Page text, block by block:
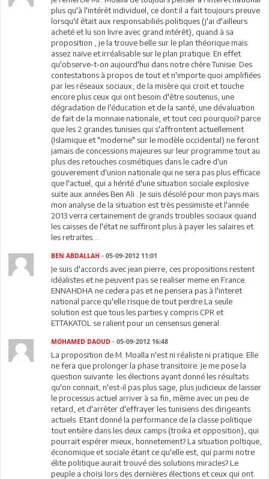
plus qu'à l'intérêt individuel, ce dont il a fait toujours preuve
lorsqu'il était aux responsabiliés politiques (j'ai d'ailleurs
acheté et lu son livre avec grand intérêt), quand à sa
proposition , je la trouve belle sur le plan théorique mais
assez naïve et irréalisable sur le plan pratique. En effet
qu'observe-t-on aujourd'hui dans notre chère Tunisie: Des
contestations à propos de tout et n'importe quoi amplifiées
par les réseaux sociaux, de la misère qui croit et touche
encore plus ceux qui ont besoin d'être soutenus, une
dégradation de l'éducation et de la santé, une dévaluation
de fait de la monnaie nationale, et tout ceci pourquoi? parce
que les 2 grandes tunisies qui s'affrontent actuellement
(Islamique et "moderne" sur le modèle occidental) ne feront
jamais de concessions majeures sur leur programme tout au
plus des retouches cosmétiques dans le cadre d'un
gouverement d'union nationale qui ne sera pas plus efficace
que l'actuel, qui a hérité d'une situation sociale explosive
suite aux années Ben Ali . Je suis désolé pour mon pays mais
mon analyse de la situation est très pessimiste et l'année
2013 verra certainement de grands troubles sociaux quand
les caisses de l'état ne suffiront plus à payer les salaires et
les retraites....
BEN ABDALLAH - 05-09-2012 11:01
Je suis d'accords avec jean pierre, ces propositions restent
idéalistes et ne peuvent pas se realiser meme en France.
ENNAHDHA ne cedera pas et ne pensera pas à l'interet
national parce qu'elle risque de tout perdre.La seule
solution est que tous les parties y compris CPR et
ETTAKATOL se ralient pour un censensus general.
MOHAMED DAOUD - 05-09-2012 16:48
La proposition de M. Moalla n'est ni réaliste ni pratique. Elle
ne fera que prolonger la phase transitoire. Je me pose la
question suivante: les élections ayant donné les résultats
qu'on connait, n'est-il pas plus sage, plus judicieux de laisser
le processus actuel arriver à sa fin, même avec un peu de
retard, et d'arrêter d'effrayer les tunisiens des dirigeants
actuels. Etant donné la performance de la classe politique
tout entière dans les deux camps (troika et opposition), qui
pourrait espérer mieux, honnetement? La situation poltique,
économique et sociale étant ce qu'elle est, qui parmi notre
élite politique aurait trouvé des solutions miracles? Le
peuple a choisi lors des dernières élections et ceux qui ont